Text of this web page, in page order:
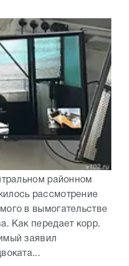
районном
рассмотрение
в вымогательстве
Как передает корр.
заявил